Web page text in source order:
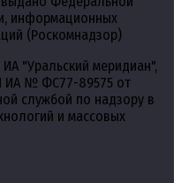
информационных
(Роскомнадзор)
"Уральский меридиан",
ИА № ФС77-89575 от
службой по надзору в
и массовых